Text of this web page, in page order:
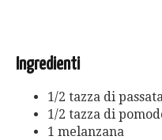
Ingredienti
1/2 tazza di
1/2 tazza di
1 melanzana